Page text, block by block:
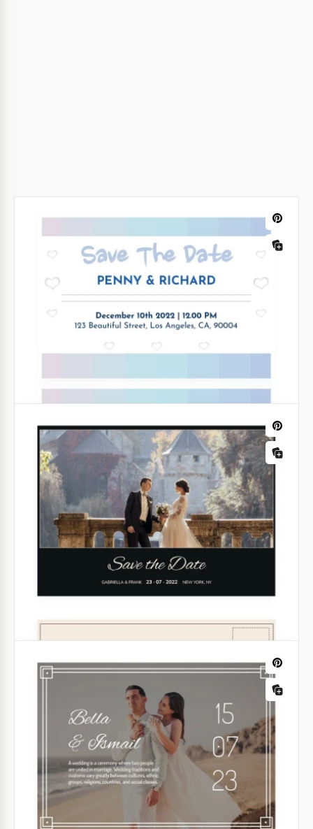
Lindo Cartão Postal de Salve a Data.
Cada casal tem suas próprias datas especiais.
Sugerimos que você crie um cartão postal com as
Google Docs